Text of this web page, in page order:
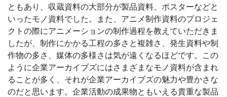
ともあり、収蔵資料の大部分が製品資料、ポスターなどと
いったモノ資料でした。また、アニメ制作資料のプロジェ
クトの際にアニメーションの制作過程を教えていただきま
したが、制作にかかる工程の多さと複雑さ、発生資料や制
作物の多さ、媒体の多様さは気が遠くなるほどです。この
ように企業アーカイブズにはさまざまなモノ資料が含まれ
ることが多く、それが企業アーカイブズの魅力や豊かさな
のだと思います。企業活動の成果物ともいえる貴重な製品